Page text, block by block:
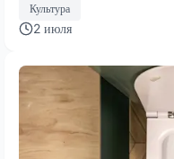
Культура
2 июля